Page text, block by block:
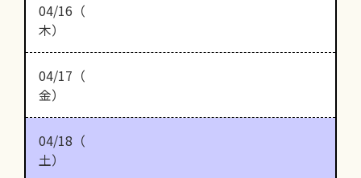
04/16（
木）
04/17（
金）
04/18（
土）